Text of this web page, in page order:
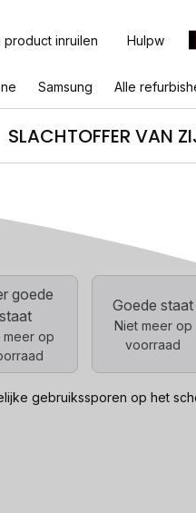
product inruilen Hulpw
Samsung Alle
SLACHTOFFER VAN
goede
staat
meer op
Goede staat
Niet meer op
voorraad
gebruikssporen op het